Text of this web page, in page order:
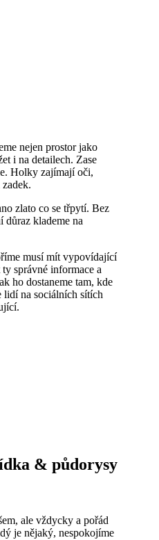
nejen prostor jako
i na detailech. Zase
Holky zajímají oči,
zlato co se třpytí. Bez
důraz klademe na
musí mít vypovídající
správné informace a
ho dostaneme tam, kde
lidí na sociálních sítích
& půdorysy
ale vždycky a pořád
je nějaký, nespokojíme